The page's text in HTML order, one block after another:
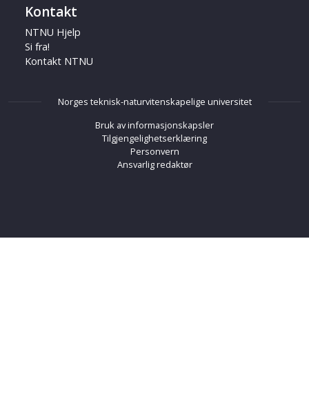
Kontakt
NTNU Hjelp
Si fra!
Kontakt NTNU
Norges teknisk-naturvitenskapelige universitet
Bruk av informasjonskapsler
Tilgjengelighetserklæring
Personvern
Ansvarlig redaktør